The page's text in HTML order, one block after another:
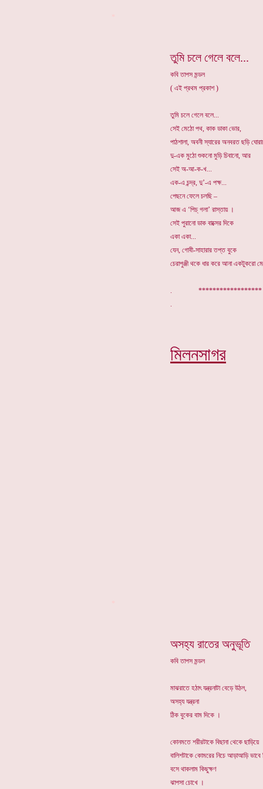
তুমি চলে গেলে বলে...
কবি তাপস মন্ডল
( এই প্রথম প্রকাশ )
তুমি চলে গেলে বলে...
সেই মেঠো পথ, কাক ডাকা ভোর,
পাঠশালা, অবনী স্যারের অনবরত ছড়ি
দু-এক মুঠো শুকনো মুড়ি চিবানো, আর
সেই অ-আ-ক-খ...
এক-এ চন্দ্র, দু’-এ পক্ষ...
পেছনে ফেলে চলছি –
আজ এ ‘পিচ্ গলা’ রাস্তায় ।
সেই পুরানো ডাক বাক্সের দিকে
একা একা...
যেন, গোবী-সাহারার তপ্ত বুকে
চেরাপুঞ্জী থকে ধার করে আনা একটুকরো
.
মিলনসাগর
অসহ্য রাতের অনুভূতি
কবি তাপস মন্ডল
মাঝরাতে হঠাৎ যন্ত্রনাটা বেড়ে উঠল,
অসহ্য যন্ত্রনা
ঠিক বুকের বাম দিকে ।
কোনমতে শরীরটাকে বিছানা থেকে ছাড়িয়ে
বালিশটাকে কোমরের নিচে আড়াআড়ি ভাবে
বসে থাকলাম কিছুক্ষণ
ঝাপসা চোখে ।